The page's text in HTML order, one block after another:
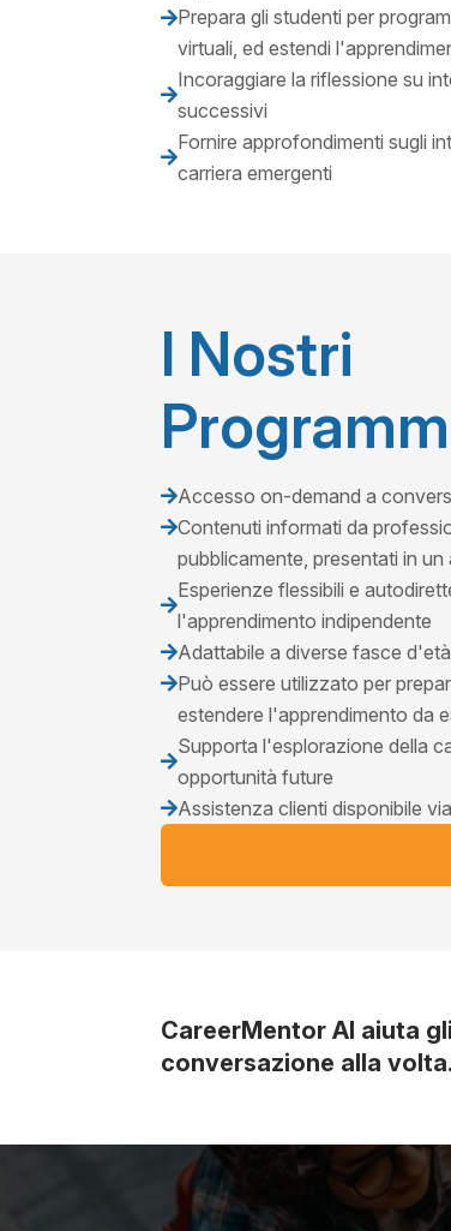
Prepara gli studenti per
virtuali, ed estendi

Incoraggiare la riflessione su
successivi

Fornire approfondimenti sugli
carriera emergenti
I Nostri
Accesso on-demand a
Contenuti informati da
pubblicamente, presentati in

Esperienze flessibili e
l'apprendimento indipendente
Adattabile a diverse fasce
Può essere utilizzato per
estendere l'apprendimento da

Supporta l'esplorazione della
opportunità future
Assistenza clienti disponibile
CareerMentor AI aiuta
conversazione alla volta.